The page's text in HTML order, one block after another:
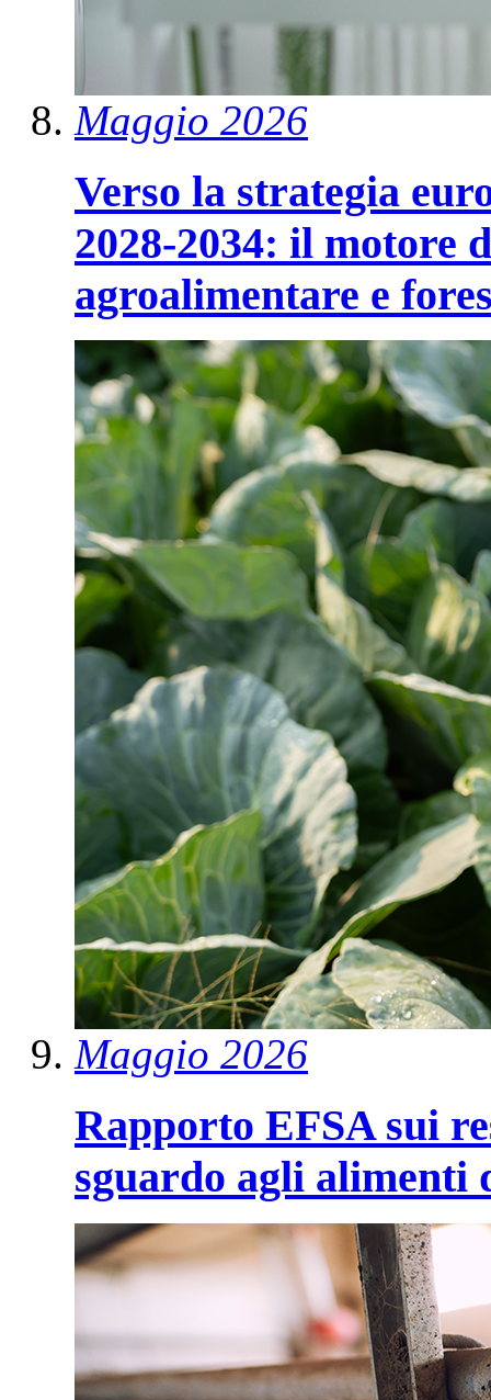
Maggio 2026
Verso la strategia
2028-2034: il motore
agroalimentare e
Maggio 2026
Rapporto EFSA sui
sguardo agli alimenti